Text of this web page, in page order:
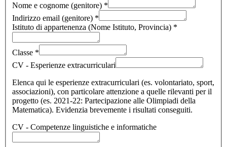
Nome e cognome (genitore) *
Indirizzo email (genitore) *
Istituto di appartenenza (Nome Istituto, Provincia) *
Classe *
CV - Esperienze extracurriculari
Elenca qui le esperienze extracurriculari (es. volontariato, sport,
associazioni), con particolare attenzione a quelle rilevanti per il
progetto (es. 2021-22: Partecipazione alle Olimpiadi della
Matematica). Evidenzia brevemente i risultati conseguiti.
CV - Competenze linguistiche e informatiche